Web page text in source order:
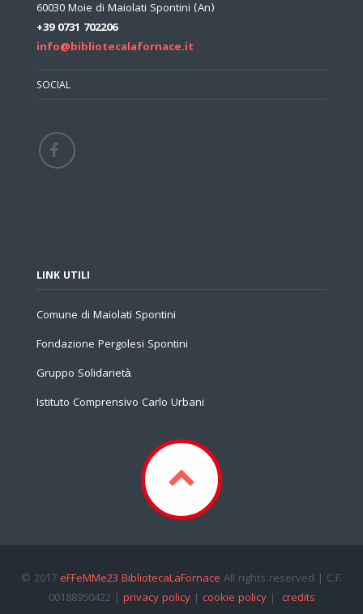
60030 Moie di Maiolati Spontini (An)
+39 0731 702206
info@bibliotecalafornace.it
SOCIAL
LINK UTILI
Comune di Maiolati Spontini
Fondazione Pergolesi Spontini
Gruppo Solidarietà
Istituto Comprensivo Carlo Urbani
© 2017 eFFeMMe23 BibliotecaLaFornace All rights reserved | C.F.
00188950422 | privacy policy| cookie policy| credits